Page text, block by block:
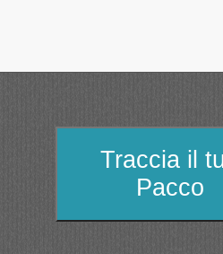
Traccia il
Pacco